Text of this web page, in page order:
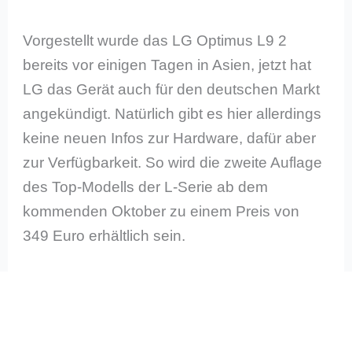
Vorgestellt wurde das LG Optimus L9 2
bereits vor einigen Tagen in Asien, jetzt hat
LG das Gerät auch für den deutschen Markt
angekündigt. Natürlich gibt es hier allerdings
keine neuen Infos zur Hardware, dafür aber
zur Verfügbarkeit. So wird die zweite Auflage
des Top-Modells der L-Serie ab dem
kommenden Oktober zu einem Preis von
349 Euro erhältlich sein.